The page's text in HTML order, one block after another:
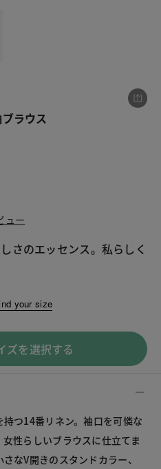
ラウス
ュー
さのエッセンス。私らしく
your size
ズを選択する
つ14番リネン。袖口を可憐な
性らしいブラウスに仕立てま
なV開きのスタンドカラー、